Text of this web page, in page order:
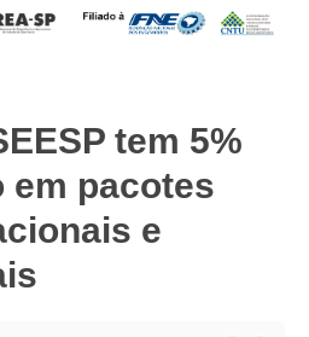
tem 5%
em pacotes
e